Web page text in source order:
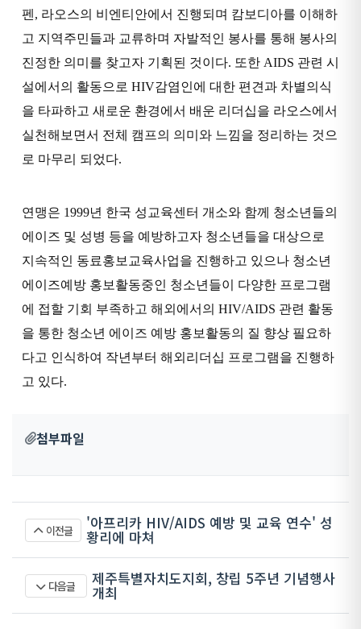
펜, 라오스의 비엔티안에서 진행되며 캄보디아를 이해하
고 지역주민들과 교류하며 자발적인 봉사를 통해 봉사의
진정한 의미를 찾고자 기획된 것이다. 또한 AIDS 관련 시
설에서의 활동으로 HIV감염인에 대한 편견과 차별의식
을 타파하고 새로운 환경에서 배운 리더십을 라오스에서
실천해보면서 전체 캠프의 의미와 느낌을 정리하는 것으
로 마무리 되었다.
연맹은 1999년 한국 성교육센터 개소와 함께 청소년들의
에이즈 및 성병 등을 예방하고자 청소년들을 대상으로
지속적인 동료홍보교육사업을 진행하고 있으나 청소년
에이즈예방 홍보활동중인 청소년들이 다양한 프로그램
에 접할 기회 부족하고 해외에서의 HIV/AIDS 관련 활동
을 통한 청소년 에이즈 예방 홍보활동의 질 향상 필요하
다고 인식하여 작년부터 해외리더십 프로그램을 진행하
고 있다.
첨부파일
이전글 '아프리카 HIV/AIDS 예방 및 교육 연수' 성
황리에 마쳐
다음글 제주특별자치도지회, 창립 5주년 기념행사
개최